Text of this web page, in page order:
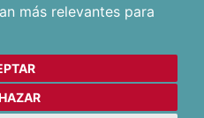
más relevantes para